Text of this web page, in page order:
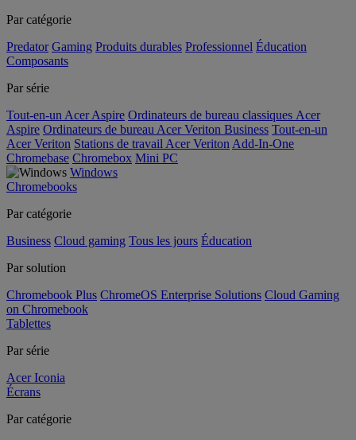
Par catégorie
Predator Gaming Produits durables Professionnel Éducation
Composants
Par série
Tout-en-un Acer Aspire Ordinateurs de bureau classiques Acer
Aspire Ordinateurs de bureau Acer Veriton Business Tout-en-un
Acer Veriton Stations de travail Acer Veriton Add-In-One
Chromebase Chromebox Mini PC
Windows
Chromebooks
Par catégorie
Business Cloud gaming Tous les jours Éducation
Par solution
Chromebook Plus ChromeOS Enterprise Solutions Cloud Gaming
on Chromebook
Tablettes
Par série
Acer Iconia
Écrans
Par catégorie